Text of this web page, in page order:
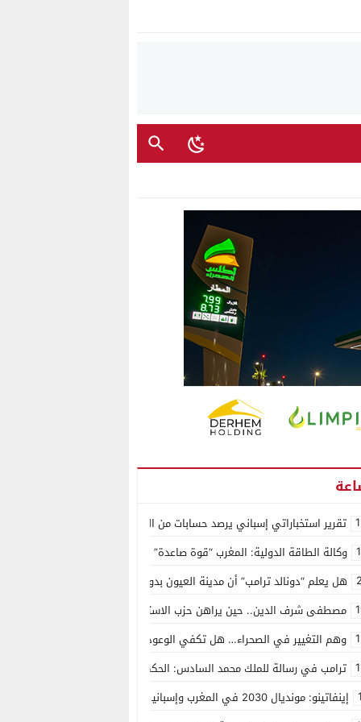
تقرير استخباراتي إسباني يرصد حسابات من الجزائر وأرقاما بـ”213+” ضمن حملة رقمية منظمة حرّضت على اقتحام سبتة
وكالة الطاقة الدولية: المغرب “قوة صاعدة” في سوق المعادن الاستراتيجية
هل يعلم “دونالد ترامب” أن مدينة العيون بدون ماء؟
مصطفى شرف الدين.. حين يراهن حزب الاستقلال على الكفاءة ويمنح الشباب
وهم التغيير في الصحراء… هل تكفي الوعود الفارغة لصناعة الواقع؟
ترامب في رسالة للملك محمد السادس: الحكم الذاتي هو الأساس الوحيد لحل
إينفاتينو: مونديال 2030 في المغرب وإسبانيا والبرتغال سيكون “الأجمل في التاريخ”